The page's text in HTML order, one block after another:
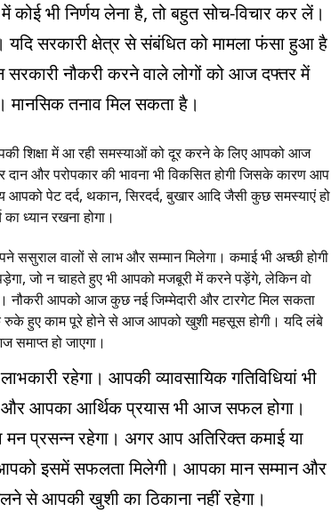
भी निर्णय लेना है, तो बहुत सोच-विचार कर लें।
सरकारी क्षेत्र से संबंधित को मामला फंसा हुआ है
नौकरी करने वाले लोगों को आज दफ्तर में
तनाव मिल सकता है।
शिक्षा में आ रही समस्याओं को दूर करने के लिए आपको आज
और परोपकार की भावना भी विकसित होगी जिसके कारण आप
पेट दर्द, थकान, सिरदर्द, बुखार आदि जैसी कुछ समस्याएं हो
ध्यान रखना होगा।
वालों से लाभ और सम्मान मिलेगा। कमाई भी अच्छी होगी
जो न चाहते हुए भी आपको मजबूरी में करने पड़ेंगे, लेकिन वो
नौकरी आपको आज कुछ नई जिम्मेदारी और टारगेट मिल सकता
हुए काम पूरे होने से आज आपको खुशी महसूस होगी। यदि लंबे
समाप्त हो जाएगा।
रहेगा। आपकी व्यावसायिक गतिविधियां भी
आपका आर्थिक प्रयास भी आज सफल होगा।
प्रसन्न रहेगा। अगर आप अतिरिक्त कमाई या
इसमें सफलता मिलेगी। आपका मान सम्मान और
से आपकी खुशी का ठिकाना नहीं रहेगा।